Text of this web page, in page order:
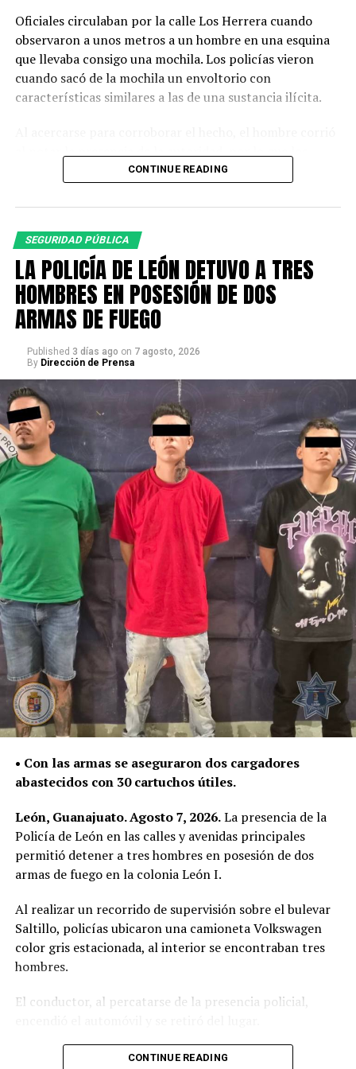
Oficiales circulaban por la calle Los Herrera cuando
observaron a unos metros a un hombre en una esquina
que llevaba consigo una mochila. Los policías vieron
cuando sacó de la mochila un envoltorio con
características similares a las de una sustancia ilícita.
agentes descendieron de la unidad y fueron tras él.
A la altura de la calle Montemorelos lograron detenerlo.
una inspección a su persona y pertenencias, en la que
fueron localizados 90 envoltorios con piedra base y 30
dosis de cristal.
La persona fue identificada como Iván Alejandro “N”,
Al consultar el registro de detenidos de la Secretaría de
Seguridad, Prevención y Protección Ciudadana, se
encontró que Iván suma 16 detenciones por distintos
delitos y faltas administrativas.
Las sustancias y el detenido quedaron a disposición de la
Fiscalía General del Estado, autoridad encargada de dar
seguimiento a las investigaciones y determinar su
situación jurídica.
De enero a julio de este año, la Policía de León ha
asegurado 187 mil 534 dosis de distintas sustancias,
como parte del trabajo para contener su posesión,
distribución y presunta venta.
La Secretaría de Seguridad, Prevención y Protección
Ciudadana continuará con la atención de reportes y la
intervención policial para retirar estas sustancias de las
calles y evitar que lleguen a niñas, niños y jóvenes.
CONTINUE READING
SEGURIDAD PÚBLICA
LA POLICÍA DE LEÓN DETUVO A TRES
HOMBRES EN POSESIÓN DE DOS
ARMAS DE FUEGO
Published 3 días ago on 7 agosto, 2026
By Dirección de Prensa
• Con las armas se aseguraron dos cargadores
abastecidos con 30 cartuchos útiles.
León, Guanajuato. Agosto 7, 2026.La presencia de la
Policía de León en las calles y avenidas principales
permitió detener a tres hombres en posesión de dos
armas de fuego en la colonia León I.
Al realizar un recorrido de supervisión sobre el bulevar
Saltillo, policías ubicaron una camioneta Volkswagen
color gris estacionada, al interior se encontraban tres
hombres.
El conductor, al percatarse de la presencia policial,
Al circular cerca del vehículo, los oficiales observaron a
CONTINUE READING